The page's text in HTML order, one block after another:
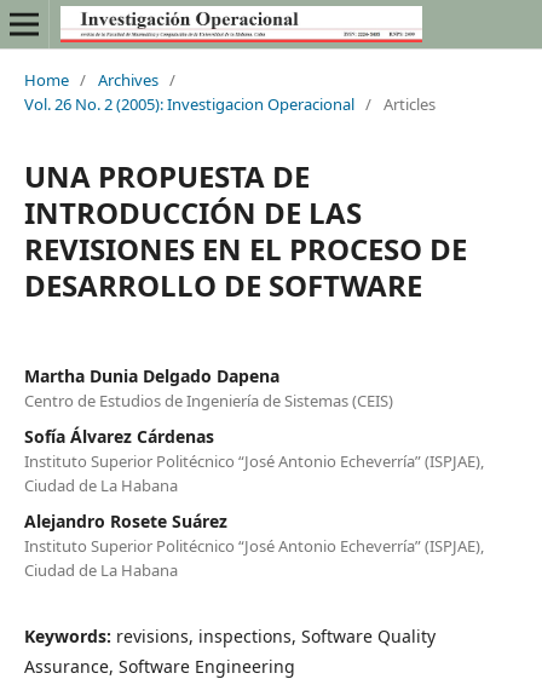
Home / Archives /
Vol. 26 No. 2 (2005): Investigacion Operacional / Articles
UNA PROPUESTA DE
INTRODUCCIÓN DE LAS
REVISIONES EN EL PROCESO DE
DESARROLLO DE SOFTWARE
Martha Dunia Delgado Dapena
Centro de Estudios de Ingeniería de Sistemas (CEIS)
Sofía Álvarez Cárdenas
Instituto Superior Politécnico “José Antonio Echeverría” (ISPJAE),
Ciudad de La Habana
Alejandro Rosete Suárez
Instituto Superior Politécnico “José Antonio Echeverría” (ISPJAE),
Ciudad de La Habana
Keywords: revisions, inspections, Software Quality
Assurance, Software Engineering